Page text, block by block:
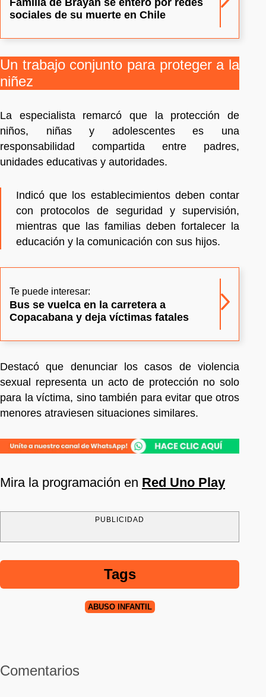
sociales de su muerte en Chile
Un trabajo conjunto para proteger a la
niñez
La especialista remarcó que la protección de
niños, niñas y adolescentes es una
responsabilidad compartida entre padres,
unidades educativas y autoridades.
Indicó que los establecimientos deben contar
con protocolos de seguridad y supervisión,
mientras que las familias deben fortalecer la
educación y la comunicación con sus hijos.
Te puede interesar:
Bus se vuelca en la carretera a
Copacabana y deja víctimas fatales
Destacó que denunciar los casos de violencia
sexual representa un acto de protección no solo
para la víctima, sino también para evitar que otros
menores atraviesen situaciones similares.
Mira la programación en Red Uno Play
PUBLICIDAD
Tags
ABUSO INFANTIL
Comentarios